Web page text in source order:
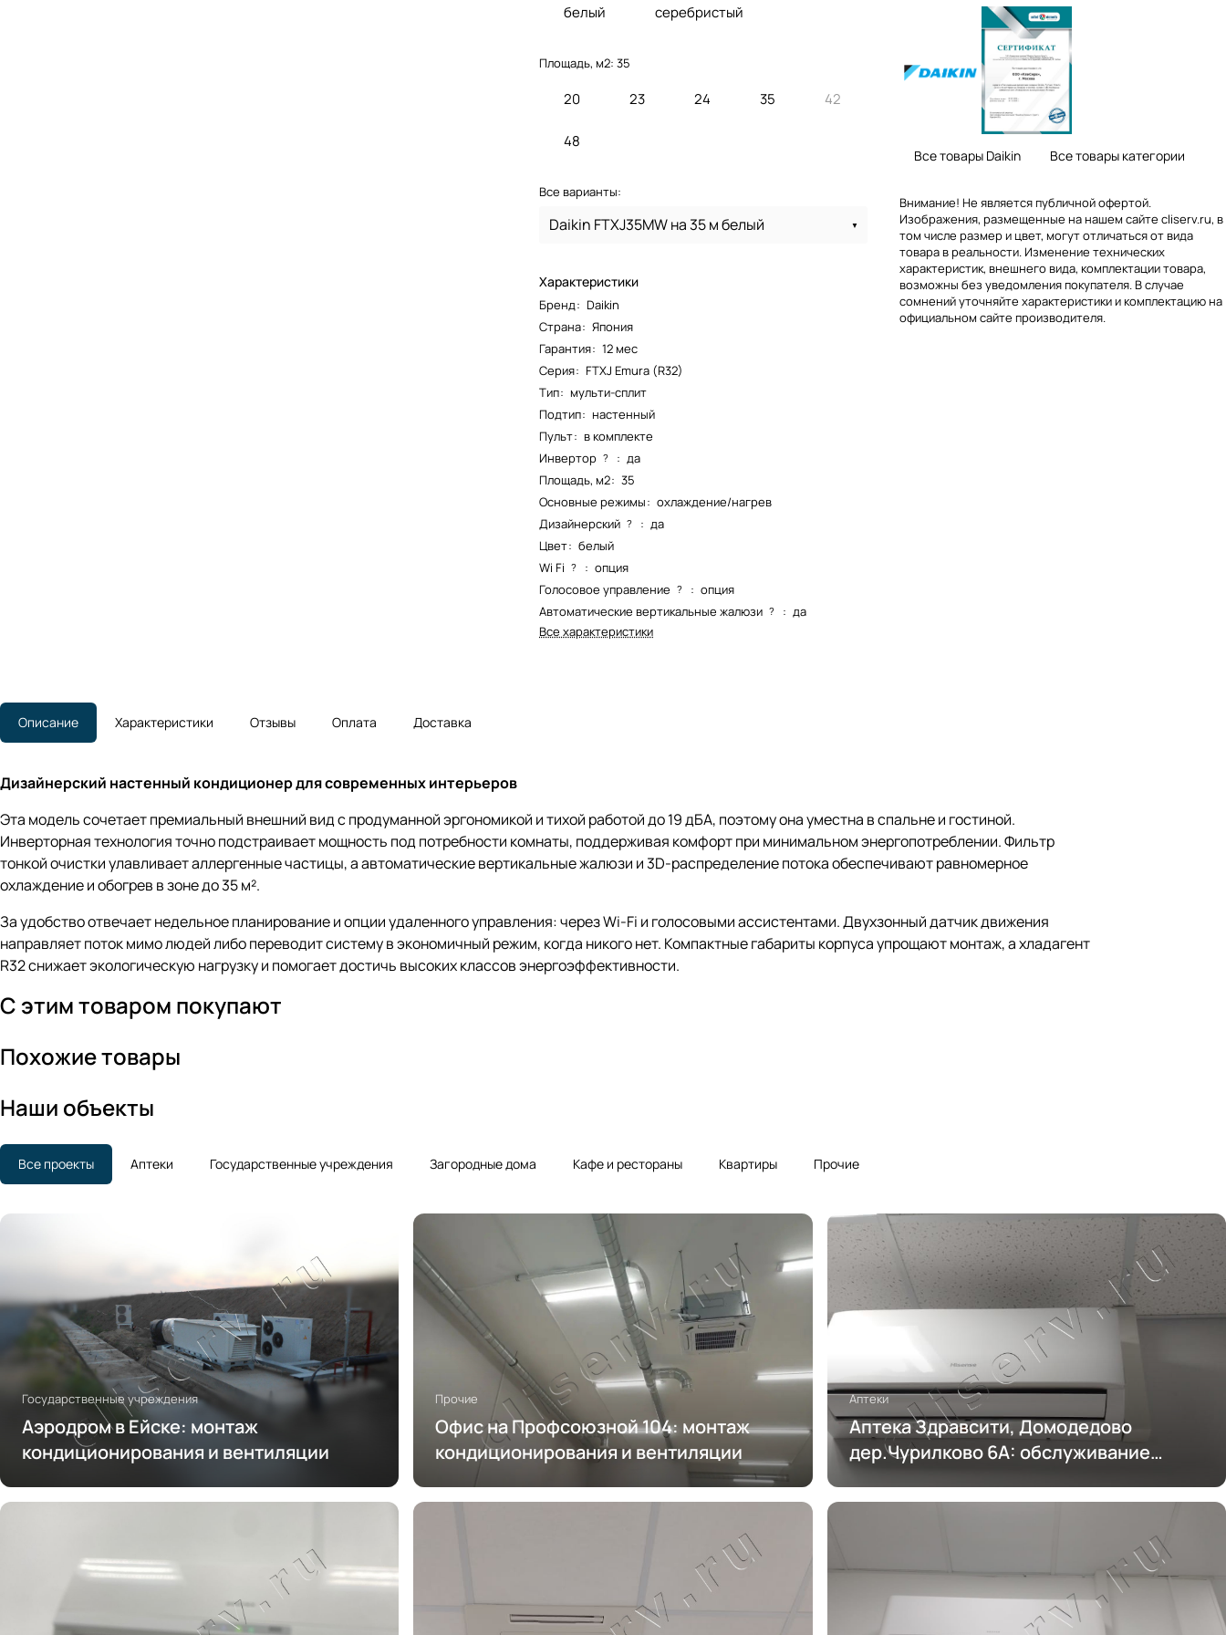
белый серебристый
Площадь, м2:35
20 23 24 35 42
48
Все варианты:
Daikin FTXJ35MW на 35 м белый
Характеристики
Бренд: Daikin
Страна: Япония
Гарантия: 12 мес
Серия: FTXJ Emura (R32)
Тип: мульти-сплит
Подтип: настенный
Пульт: в комплекте
Инвертор ? : да
Площадь, м2: 35
Основные режимы: охлаждение/нагрев
Дизайнерский ? : да
Цвет: белый
Wi Fi ? : опция
Голосовое управление ? : опция
Автоматические вертикальные жалюзи ? : да
Все характеристики
Все товары Daikin Все товары категории
Внимание! Не является публичной офертой.
Изображения, размещенные на нашем сайте cliserv.ru, в
том числе размер и цвет, могут отличаться от вида
товара в реальности. Изменение технических
характеристик, внешнего вида, комплектации товара,
возможны без уведомления покупателя. В случае
сомнений уточняйте характеристики и комплектацию на
официальном сайте производителя.
Описание Характеристики Отзывы Оплата Доставка
Дизайнерский настенный кондиционер для современных интерьеров
Эта модель сочетает премиальный внешний вид с продуманной эргономикой и тихой работой до 19 дБА, поэтому она уместна в спальне и гостиной.
Инверторная технология точно подстраивает мощность под потребности комнаты, поддерживая комфорт при минимальном энергопотреблении. Фильтр
тонкой очистки улавливает аллергенные частицы, а автоматические вертикальные жалюзи и 3D-распределение потока обеспечивают равномерное
охлаждение и обогрев в зоне до 35 м².
За удобство отвечает недельное планирование и опции удаленного управления: через Wi-Fi и голосовыми ассистентами. Двухзонный датчик движения
направляет поток мимо людей либо переводит систему в экономичный режим, когда никого нет. Компактные габариты корпуса упрощают монтаж, а хладагент
R32 снижает экологическую нагрузку и помогает достичь высоких классов энергоэффективности.
С этим товаром покупают
Похожие товары
Наши объекты
Все проекты Аптеки Государственные учреждения Загородные дома Кафе и рестораны Квартиры Прочие
Государственные учреждения
Аэродром в Ейске: монтаж
кондиционирования и вентиляции
Прочие
Офис на Профсоюзной 104: монтаж
кондиционирования и вентиляции
Аптеки
Аптека Здравсити, Домодедово
дер.Чурилково 6А: обслуживание